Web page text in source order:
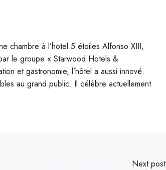
chambre à l’hotel 5 étoiles Alfonso XIII,
le groupe « Starwood Hotels &
et gastronomie, l’hôtel a aussi innové.
au grand public. Il célèbre actuellement
Next post